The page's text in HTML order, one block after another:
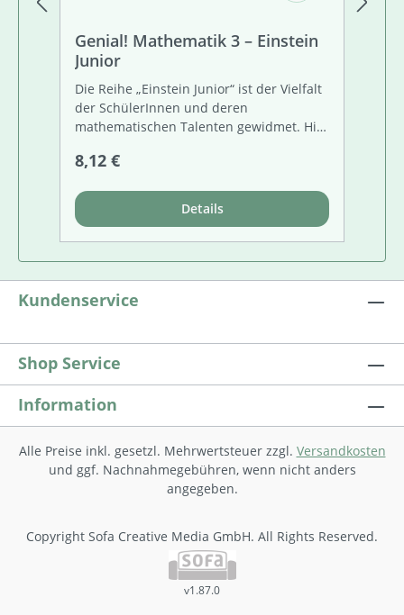
Genial! Mathematik 3 – Einstein
Junior
Die Reihe „Einstein Junior“ ist der Vielfalt
der SchülerInnen und deren
mathematischen Talenten gewidmet. Hier
Themenbereichen aus dem Lehrplan
besondere Ziele:• SchülerInnen sollen
bewusst herausgefordert werden, ihre
Talente und Begabungen zu zeigen.•
Individuelle Lösungsansätze können
entwickelt werden.• Gemeinsam geht es
oft besser. Wer hat die „zündende Idee“?•
höherer Komplexitätsstufe.
Regulärer Preis:
8,12 €
Details
Kundenservice
Shop Service
Information
Alle Preise inkl. gesetzl. Mehrwertsteuer zzgl. Versandkosten
und ggf. Nachnahmegebühren, wenn nicht anders
angegeben.
Copyright Sofa Creative Media GmbH. All Rights Reserved.
v1.87.0